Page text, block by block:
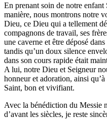
En prenant soin de notre enfant
manière, nous montrons notre
Dieu, ce Dieu qui a tellement
compagnons de travail, ses
une caverne et être déposé
tandis qu’un doux silence
dans son cours rapide était
A lui, notre Dieu et Seigneur
honneur et adoration, ainsi
Saint, bon et vivifiant.
Avec la bénédiction du Messie
d’avant les siècles, je reste